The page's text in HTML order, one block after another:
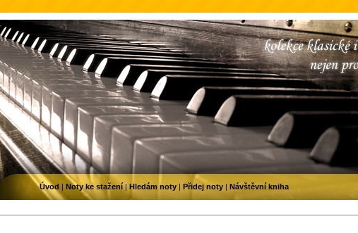
Úvod | Noty ke stažení| Hledám noty | Přidej noty | Návštěvní kniha